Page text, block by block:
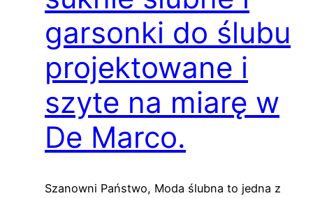
garsonki do ślubu
projektowane i
szyte na miarę w
De Marco.
Szanowni Państwo, Moda ślubna to jedna z